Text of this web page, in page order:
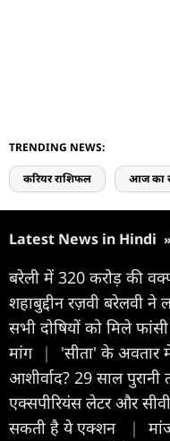
TRENDING NEWS:
करियर राशिफल आज का
Latest News in Hindi »
बरेली में 320 करोड़ की
शहाबुद्दीन रज़वी बरेलवी ने
सभी दोषियों को मिले
मांग |
'सीता' के अवतार
आशीर्वाद? 29 साल
एक्सपीरियंस लेटर और
सकती है ये एक्शन
|